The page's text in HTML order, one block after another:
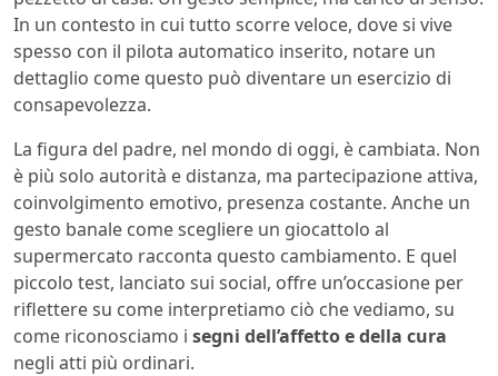
In un contesto in cui tutto scorre veloce, dove si vive
spesso con il pilota automatico inserito, notare un
dettaglio come questo può diventare un esercizio di
consapevolezza.
La figura del padre, nel mondo di oggi, è cambiata. Non
è più solo autorità e distanza, ma partecipazione attiva,
coinvolgimento emotivo, presenza costante. Anche un
gesto banale come scegliere un giocattolo al
supermercato racconta questo cambiamento. E quel
piccolo test, lanciato sui social, offre un’occasione per
riflettere su come interpretiamo ciò che vediamo, su
come riconosciamo i segni dell’affetto e della cura
negli atti più ordinari.